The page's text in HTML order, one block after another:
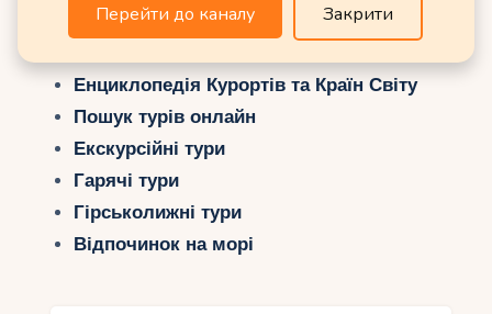
Можливо Вас зацікавить ще:
Енциклопедія Курортів та Країн Світу
Пошук турів онлайн
Екскурсійні тури
Гарячі тури
Гірськолижні тури
Відпочинок на морі
Перейти до каналу Закрити